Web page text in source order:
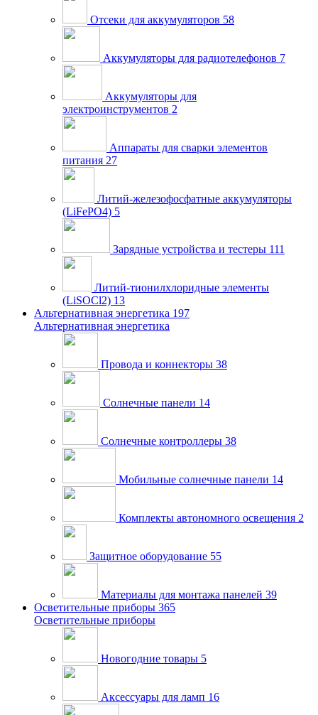
Отсеки для аккумуляторов 58
Аккумуляторы для радиотелефонов 7
Аккумуляторы для
электроинструментов 2
Аппараты для сварки элементов
питания 27
Литий-железофосфатные аккумуляторы
(LiFePO4) 5
Зарядные устройства и тестеры 111
Литий-тионилхлоридные элементы
(LiSOCl2) 13
Альтернативная энергетика 197
Альтернативная энергетика
Провода и коннекторы 38
Солнечные панели 14
Солнечные контроллеры 38
Мобильные солнечные панели 14
Комплекты автономного освещения 2
Защитное оборудование 55
Материалы для монтажа панелей 39
Осветительные приборы 365
Осветительные приборы
Новогодние товары 5
Аксессуары для ламп 16